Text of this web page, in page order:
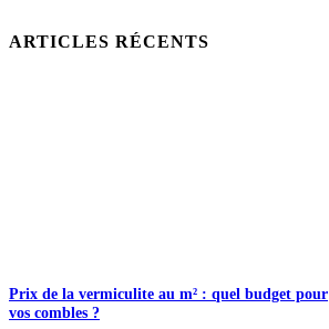
ARTICLES RÉCENTS
Prix de la vermiculite au m² : quel budget pour
vos combles ?